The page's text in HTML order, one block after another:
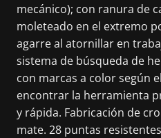
mecánico); con ranura de
moleteado en el extremo
agarre al atornillar en
sistema de búsqueda de
con marcas a color según
encontrar la herramienta
y rápida. Fabricación de
mate. 28 puntas